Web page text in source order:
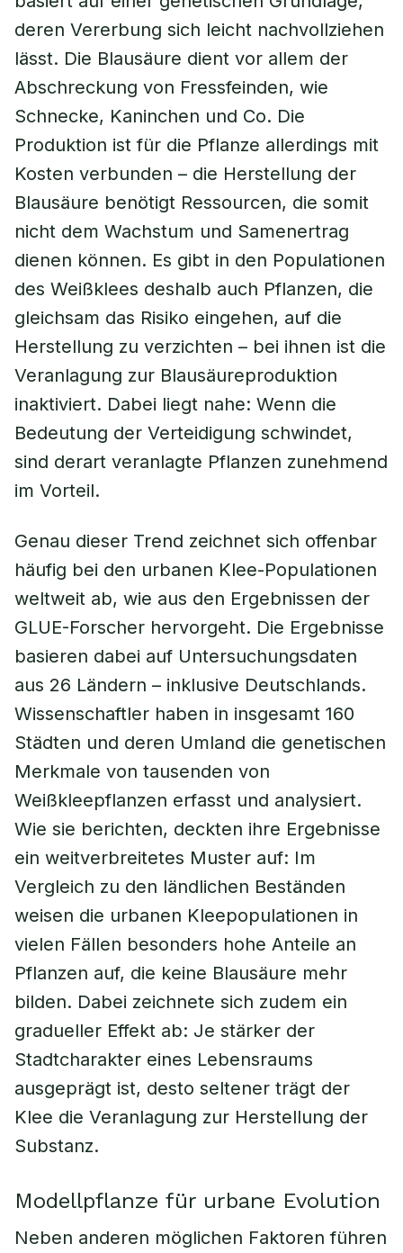
deren Vererbung sich leicht nachvollziehen
lässt. Die Blausäure dient vor allem der
Abschreckung von Fressfeinden, wie
Schnecke, Kaninchen und Co. Die
Produktion ist für die Pflanze allerdings mit
Kosten verbunden – die Herstellung der
Blausäure benötigt Ressourcen, die somit
nicht dem Wachstum und Samenertrag
dienen können. Es gibt in den Populationen
des Weißklees deshalb auch Pflanzen, die
gleichsam das Risiko eingehen, auf die
Herstellung zu verzichten – bei ihnen ist die
Veranlagung zur Blausäureproduktion
inaktiviert. Dabei liegt nahe: Wenn die
Bedeutung der Verteidigung schwindet,
sind derart veranlagte Pflanzen zunehmend
im Vorteil.
Genau dieser Trend zeichnet sich offenbar
häufig bei den urbanen Klee-Populationen
weltweit ab, wie aus den Ergebnissen der
GLUE-Forscher hervorgeht. Die Ergebnisse
basieren dabei auf Untersuchungsdaten
aus 26 Ländern – inklusive Deutschlands.
Wissenschaftler haben in insgesamt 160
Städten und deren Umland die genetischen
Merkmale von tausenden von
Weißkleepflanzen erfasst und analysiert.
Wie sie berichten, deckten ihre Ergebnisse
ein weitverbreitetes Muster auf: Im
Vergleich zu den ländlichen Beständen
weisen die urbanen Kleepopulationen in
vielen Fällen besonders hohe Anteile an
Pflanzen auf, die keine Blausäure mehr
bilden. Dabei zeichnete sich zudem ein
gradueller Effekt ab: Je stärker der
Stadtcharakter eines Lebensraums
ausgeprägt ist, desto seltener trägt der
Klee die Veranlagung zur Herstellung der
Substanz.
Modellpflanze für urbane Evolution
Neben anderen möglichen Faktoren führen